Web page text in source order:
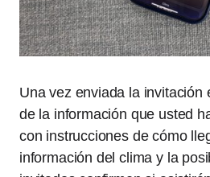
Una vez enviada la invitación
de la información que usted
con instrucciones de cómo
información del clima y la